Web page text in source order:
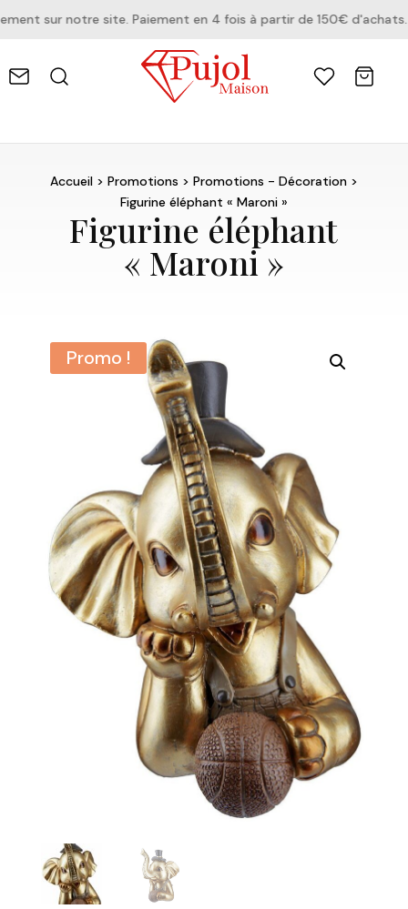
sur notre site. Paiement en 4 fois à partir de 150€ d'achats.
Accueil> Promotions > Promotions - Décoration>
Figurine éléphant « Maroni »
Figurine éléphant
« Maroni »
Promo !